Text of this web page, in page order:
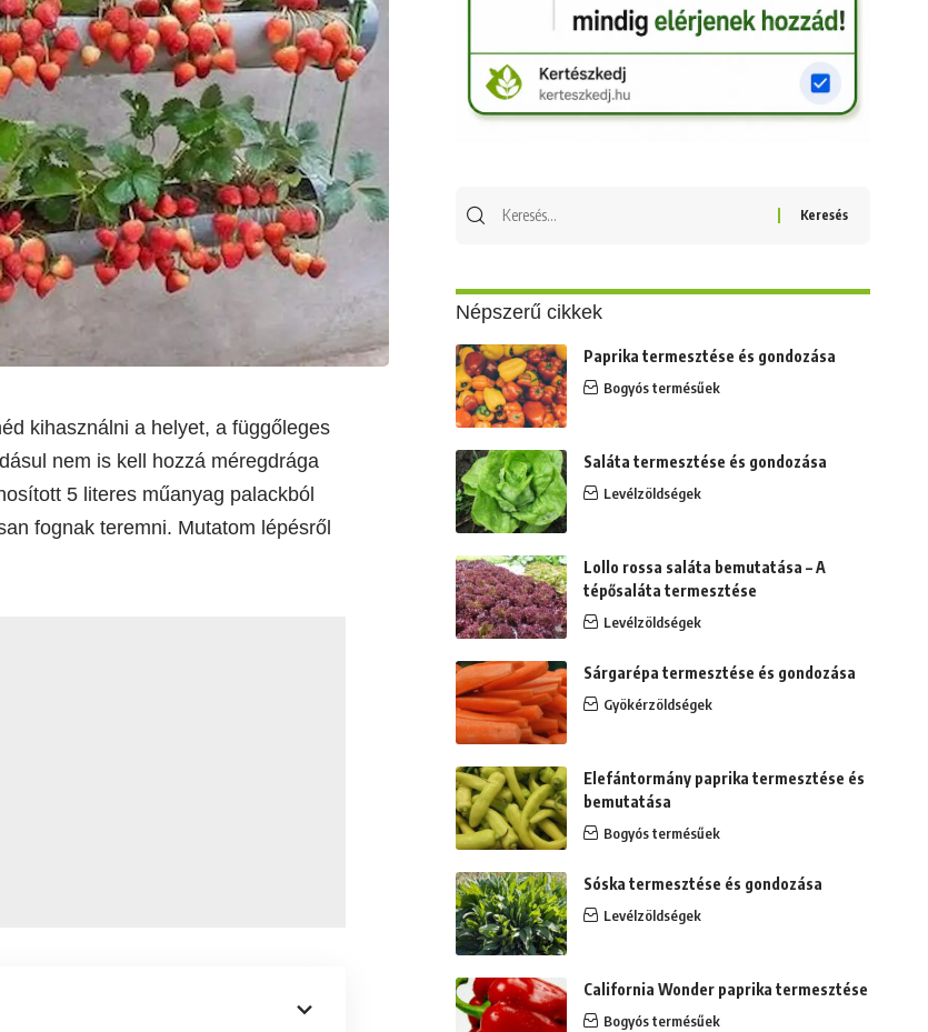
kihasználni a helyet, a függőleges
nem is kell hozzá méregdrága
5 literes műanyag palackból
fognak teremni. Mutatom lépésről
Népszerű cikkek
Paprika termesztése és gondozása
Bogyós termésűek
Saláta termesztése és gondozása
Levélzöldségek
Lollo rossa saláta bemutatása – A
tépősaláta termesztése
Levélzöldségek
Sárgarépa termesztése és gondozása
Gyökérzöldségek
Elefántormány paprika termesztése és
bemutatása
Bogyós termésűek
Sóska termesztése és gondozása
Levélzöldségek
California Wonder paprika termesztése
Bogyós termésűek